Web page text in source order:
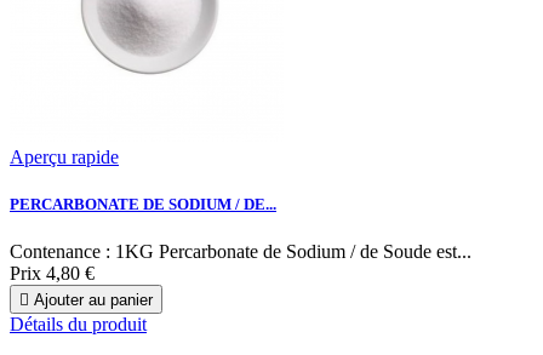
Aperçu rapide
PERCARBONATE DE SODIUM / DE...
Contenance : 1KG Percarbonate de Sodium / de Soude est...
Prix 4,80 €
 Ajouter au panier
Détails du produit